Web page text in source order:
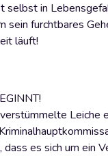
selbst in
sein furchtbares
läuft!
Leiche
es sich um ein